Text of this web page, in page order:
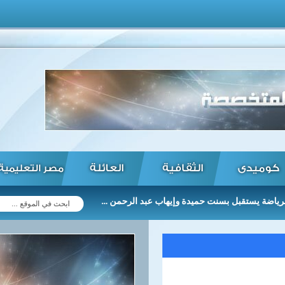
كوميدى الثقافية العائلة مصر
عشرات يستقبل بسنت حميدة وإيهاب عبد الرحمن ...